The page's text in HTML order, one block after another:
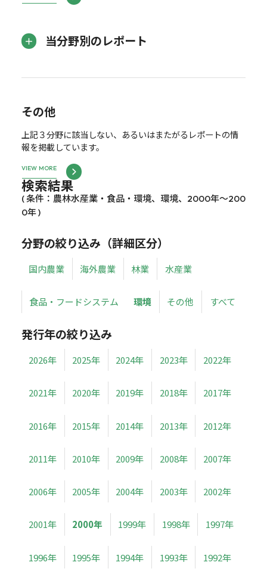
当分野別のレポート
その他
上記３分野に該当しない、あるいはまたがるレポートの情
報を掲載しています。
VIEW MORE
検索結果
( 条件：農林水産業・食品・環境、環境、2000年～200
0年 )
分野の絞り込み（詳細区分）
国内農業 海外農業 林業 水産業
食品・フードシステム 環境 その他 すべて
発行年の絞り込み
2026年 2025年 2024年 2023年 2022年
2021年 2020年 2019年 2018年 2017年
2016年 2015年 2014年 2013年 2012年
2011年 2010年 2009年 2008年 2007年
2006年 2005年 2004年 2003年 2002年
2001年 2000年 1999年 1998年 1997年
1996年 1995年 1994年 1993年 1992年